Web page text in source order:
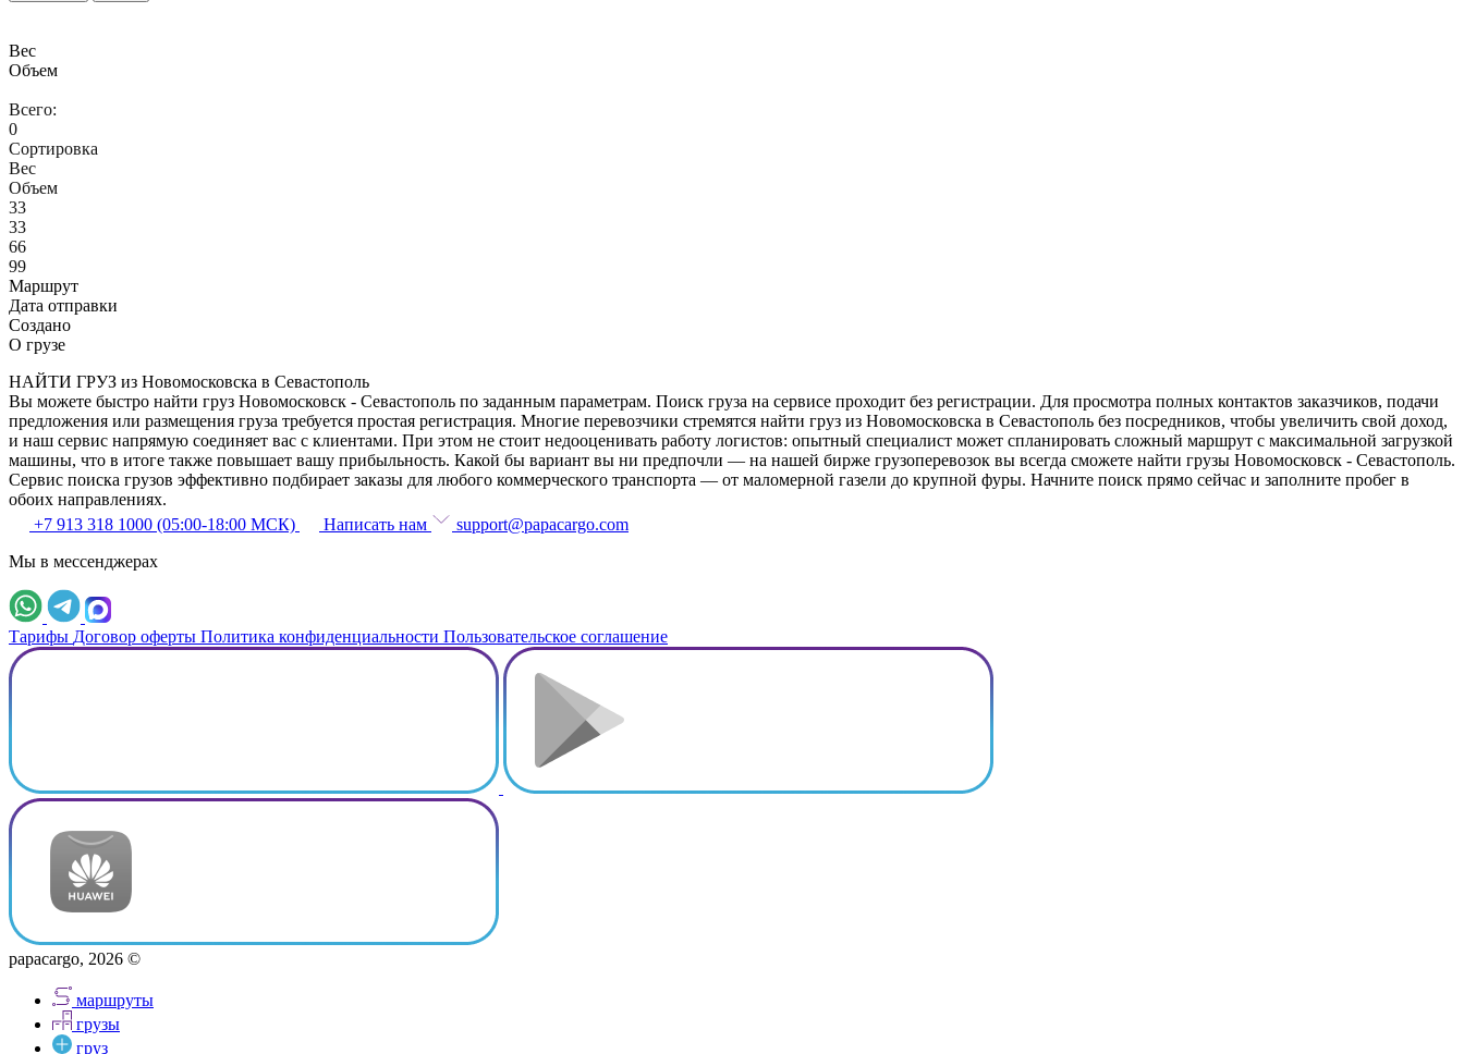
Вес
Объем
Всего:
0
Сортировка
Вес
Объем
33
33
66
99
Маршрут
Дата отправки
Создано
О грузе
НАЙТИ ГРУЗ из Новомосковска в Севастополь
Вы можете быстро найти груз Новомосковск - Севастополь по заданным параметрам. Поиск груза на сервисе проходит без регистрации. Для просмотра полных контактов заказчиков, подачи
предложения или размещения груза требуется простая регистрация. Многие перевозчики стремятся найти груз из Новомосковска в Севастополь без посредников, чтобы увеличить свой доход,
и наш сервис напрямую соединяет вас с клиентами. При этом не стоит недооценивать работу логистов: опытный специалист может спланировать сложный маршрут с максимальной загрузкой
машины, что в итоге также повышает вашу прибыльность. Какой бы вариант вы ни предпочли — на нашей бирже грузоперевозок вы всегда сможете найти грузы Новомосковск - Севастополь.
Сервис поиска грузов эффективно подбирает заказы для любого коммерческого транспорта — от маломерной газели до крупной фуры. Начните поиск прямо сейчас и заполните пробег в
обоих направлениях.
+7 913 318 1000 (05:00-18:00 МСК)
Написать нам
support@papacargo.com
Мы в мессенджерах
Тарифы Договор оферты Политика конфиденциальности Пользовательское соглашение
papacargo, 2026 ©
маршруты
грузы
груз